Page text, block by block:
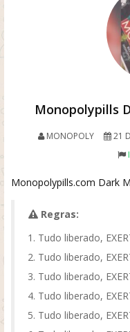
Monopolypills
MONOPOLY 21
Monopolypills.com Dark
Regras:
Tudo liberado,
Tudo liberado,
Tudo liberado,
Tudo liberado,
Tudo liberado,